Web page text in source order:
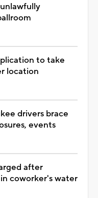
to take
location
drivers brace
events
after
coworker's water